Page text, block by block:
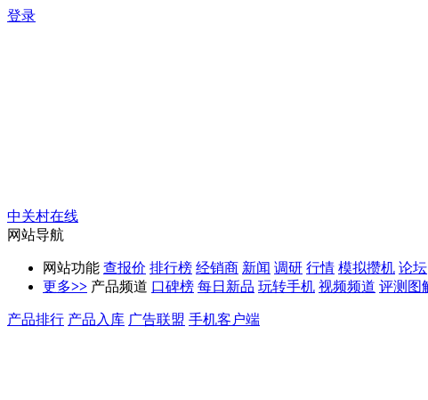
登录
中关村在线
网站导航
网站功能 查报价 排行榜 经销商 新闻 调研 行情 模拟攒机 论坛
更多>> 产品频道 口碑榜 每日新品 玩转手机 视频频道 评测图
产品排行 产品入库 广告联盟 手机客户端